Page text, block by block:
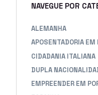
NAVEGUE POR
ALEMANHA
APOSENTADORIA EM
CIDADANIA ITALIANA
DUPLA
EMPREENDER EM